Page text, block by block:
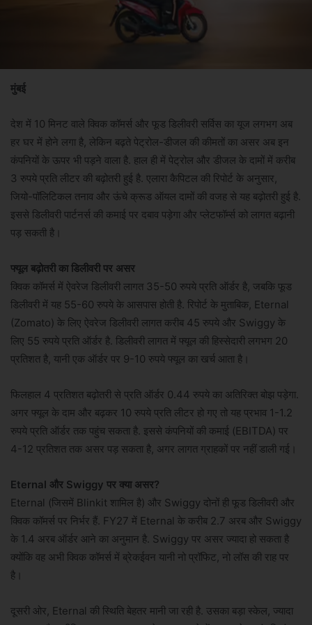
मुंबई
देश में 10 मिनट वाले क्विक कॉमर्स और फूड डिलीवरी सर्विस का यूज लगभग अब
हर घर में होने लगा है, लेकिन बढ़ते पेट्रोल-डीजल की कीमतों का असर अब इन
कंपनियों के ऊपर भी पड़ने वाला है. हाल ही में पेट्रोल और डीजल के दामों में करीब
3 रुपये प्रति लीटर की बढ़ोतरी हुई है. एलारा कैपिटल की रिपोर्ट के अनुसार,
जियो-पॉलिटिकल तनाव और ऊंचे क्रूड ऑयल दामों की वजह से यह बढ़ोतरी हुई है.
इससे डिलीवरी पार्टनर्स की कमाई पर दबाव पड़ेगा और प्लेटफॉर्म्स को लागत बढ़ानी
पड़ सकती है।
फ्यूल बढ़ोतरी का डिलीवरी पर असर
क्विक कॉमर्स में ऐवरेज डिलीवरी लागत 35-50 रुपये प्रति ऑर्डर है, जबकि फूड
डिलीवरी में यह 55-60 रुपये के आसपास होती है. रिपोर्ट के मुताबिक, Eternal
(Zomato) के लिए ऐवरेज डिलीवरी लागत करीब 45 रुपये और Swiggy के
लिए 55 रुपये प्रति ऑर्डर है. डिलीवरी लागत में फ्यूल की हिस्सेदारी लगभग 20
प्रतिशत है, यानी एक ऑर्डर पर 9-10 रुपये फ्यूल का खर्च आता है।
फिलहाल 4 प्रतिशत बढ़ोतरी से प्रति ऑर्डर 0.44 रुपये का अतिरिक्त बोझ पड़ेगा.
अगर फ्यूल के दाम और बढ़कर 10 रुपये प्रति लीटर हो गए तो यह प्रभाव 1-1.2
रुपये प्रति ऑर्डर तक पहुंच सकता है. इससे कंपनियों की कमाई (EBITDA) पर
4-12 प्रतिशत तक असर पड़ सकता है, अगर लागत ग्राहकों पर नहीं डाली गई।
Eternal और Swiggy पर क्या असर?
Eternal (जिसमें Blinkit शामिल है) और Swiggy दोनों ही फूड डिलीवरी और
क्विक कॉमर्स पर निर्भर हैं. FY27 में Eternal के करीब 2.7 अरब और Swiggy
के 1.4 अरब ऑर्डर आने का अनुमान है. Swiggy पर असर ज्यादा हो सकता है
क्योंकि वह अभी क्विक कॉमर्स में ब्रेकईवन यानी नो प्रॉफिट, नो लॉस की राह पर
है।
दूसरी ओर, Eternal की स्थिति बेहतर मानी जा रही है. उसका बड़ा स्केल, ज्यादा